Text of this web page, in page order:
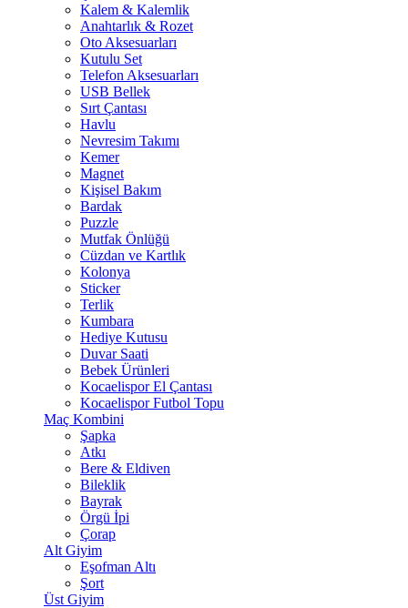
Kalem & Kalemlik
Anahtarlık & Rozet
Oto Aksesuarları
Kutulu Set
Telefon Aksesuarları
USB Bellek
Sırt Çantası
Havlu
Nevresim Takımı
Kemer
Magnet
Kişisel Bakım
Bardak
Puzzle
Mutfak Önlüğü
Cüzdan ve Kartlık
Kolonya
Sticker
Terlik
Kumbara
Hediye Kutusu
Duvar Saati
Bebek Ürünleri
Kocaelispor El Çantası
Kocaelispor Futbol Topu
Maç Kombini
Şapka
Atkı
Bere & Eldiven
Bileklik
Bayrak
Örgü İpi
Çorap
Alt Giyim
Eşofman Altı
Şort
Üst Giyim